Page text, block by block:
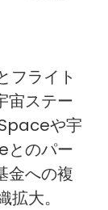
フライト
宙ステー
や宇
とのパー
金への複
大。